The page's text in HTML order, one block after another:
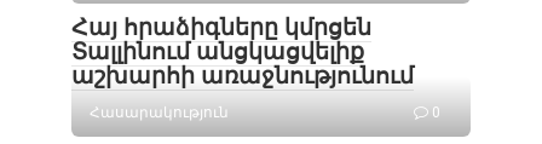
Հայ հրաձիգները կմրցեն
Տալլինում անցկացվելիք
աշխարհի առաջնությունում
Հասարակություն 0